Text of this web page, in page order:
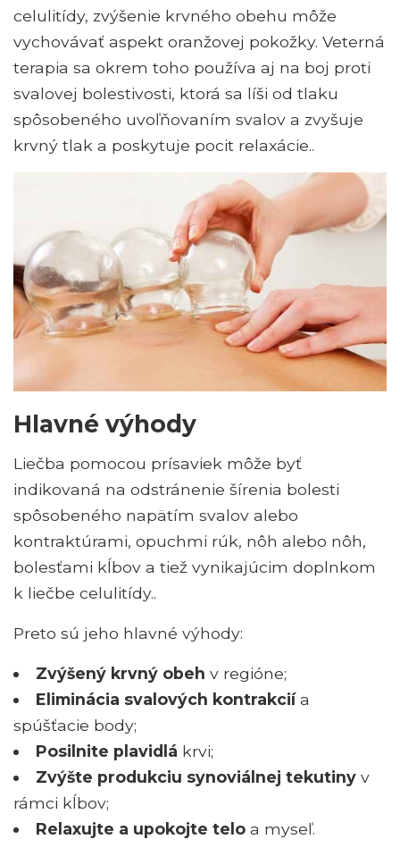
celulitídy, zvýšenie krvného obehu môže
vychovávať aspekt oranžovej pokožky. Veterná
terapia sa okrem toho používa aj na boj proti
svalovej bolestivosti, ktorá sa líši od tlaku
spôsobeného uvoľňovaním svalov a zvyšuje
krvný tlak a poskytuje pocit relaxácie..
Hlavné výhody
Liečba pomocou prísaviek môže byť
indikovaná na odstránenie šírenia bolesti
spôsobeného napätím svalov alebo
kontraktúrami, opuchmi rúk, nôh alebo nôh,
bolesťami kĺbov a tiež vynikajúcim doplnkom
k liečbe celulitídy..
Preto sú jeho hlavné výhody:
Zvýšený krvný obeh v regióne;
Eliminácia svalových kontrakciía
spúšťacie body;
Posilnite plavidlá krvi;
Zvýšte produkciu synoviálnej tekutinyv
rámci kĺbov;
Relaxujte a upokojte teloa myseľ.